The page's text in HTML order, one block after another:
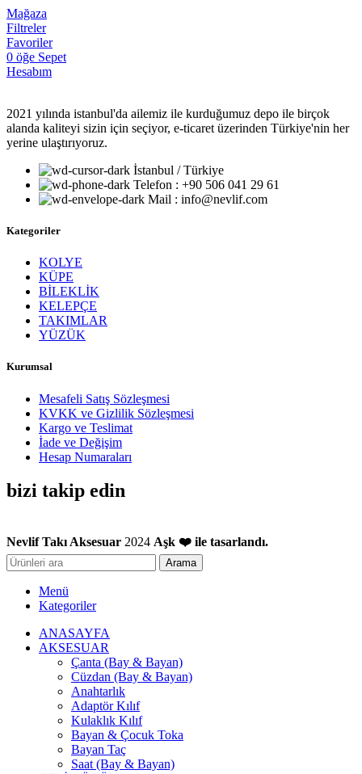
Mağaza
Filtreler
Favoriler
0 öğe Sepet
Hesabım
2021 yılında istanbul'da ailemiz ile kurduğumuz depo ile birçok
alanda kaliteyi sizin için seçiyor, e-ticaret üzerinden Türkiye'nin her
yerine ulaştırıyoruz.
İstanbul / Türkiye
Telefon : +90 506 041 29 61
Mail : info@nevlif.com
Kategoriler
KOLYE
KÜPE
BİLEKLİK
KELEPÇE
TAKIMLAR
YÜZÜK
Kurumsal
Mesafeli Satış Sözleşmesi
KVKK ve Gizlilik Sözleşmesi
Kargo ve Teslimat
İade ve Değişim
Hesap Numaraları
bizi takip edin
Nevlif Takı Aksesuar 2024 Aşk ❤️ ile tasarlandı.
Arama
Menü
Kategoriler
ANASAYFA
AKSESUAR
Çanta (Bay & Bayan)
Cüzdan (Bay & Bayan)
Anahtarlık
Adaptör Kılıf
Kulaklık Kılıf
Bayan & Çocuk Toka
Bayan Taç
Saat (Bay & Bayan)